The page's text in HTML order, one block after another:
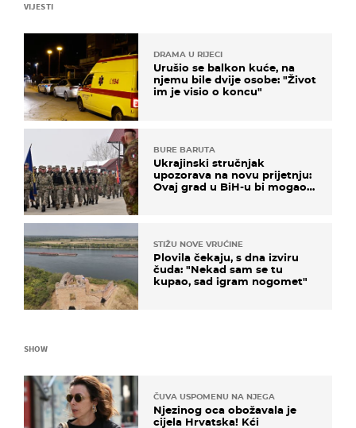
VIJESTI
DRAMA U RIJECI
Urušio se balkon kuće, na
njemu bile dvije osobe: "Život
im je visio o koncu"
BURE BARUTA
Ukrajinski stručnjak
upozorava na novu prijetnju:
Ovaj grad u BiH-u bi mogao
STIŽU NOVE VRUĆINE
Plovila čekaju, s dna izviru
čuda: "Nekad sam se tu
kupao, sad igram nogomet"
SHOW
ČUVA USPOMENU NA NJEGA
Njezinog oca obožavala je
cijela Hrvatska! Kći